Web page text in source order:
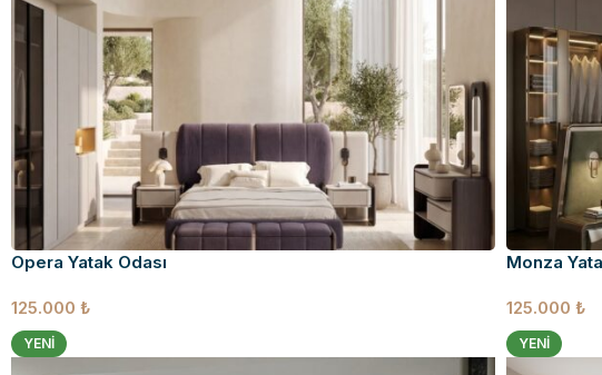
Opera Yatak Odası
125.000 ₺
Monza
125.000 ₺
YENI YENI